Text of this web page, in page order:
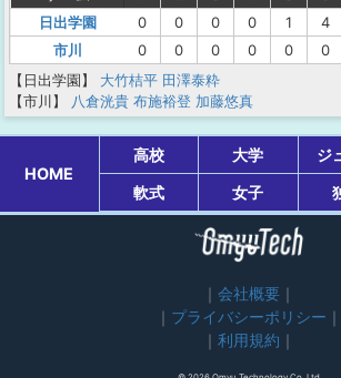
日出学園
0 0 0 0 1 4
市川
0 0 0 0 0 0
【日出学園】
大竹桔平 田澤泰粋
【市川】
八倉洸貴 布施裕登 加藤悠真
HOME
高校 大学 ジ
軟式
女子
会社概要
プライバシーポリシー
利用規約